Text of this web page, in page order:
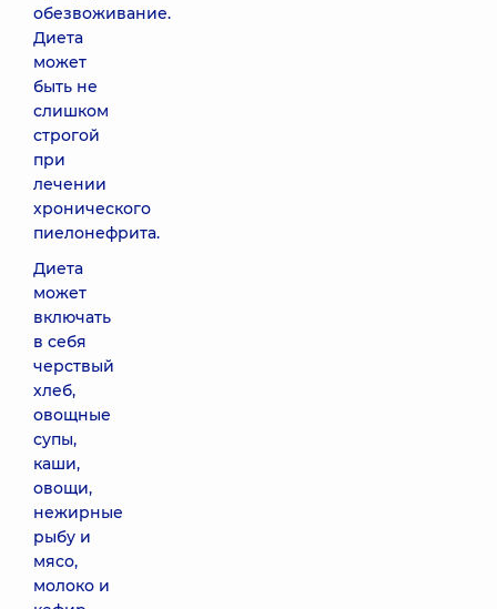
обезвоживание.
Диета
может
быть не
слишком
строгой
при
лечении
хронического
пиелонефрита.
Диета
может
включать
в себя
черствый
хлеб,
овощные
супы,
каши,
овощи,
нежирные
рыбу и
мясо,
молоко и